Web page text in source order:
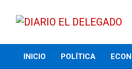
content
DIARIO EL
INICIO POLÍTICA